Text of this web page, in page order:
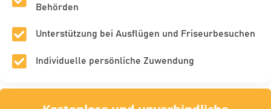
Behörden
Unterstützung bei Ausflügen und Friseurbesuchen
Individuelle persönliche Zuwendung